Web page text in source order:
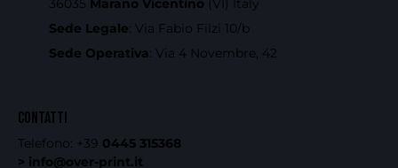
36035 Marano Vicentino (VI) Italy
Sede Legale: Via Fabio Filzi 10/b
Sede Operativa: Via 4 Novembre, 42
CONTATTI
Telefono: +39 0445 315368
> info@over-print.it